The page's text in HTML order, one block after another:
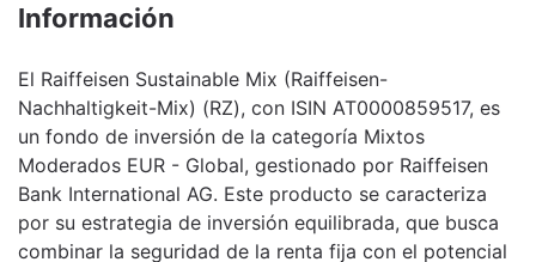
Información
El Raiffeisen Sustainable Mix (Raiffeisen-
Nachhaltigkeit-Mix) (RZ), con ISIN AT0000859517, es
un fondo de inversión de la categoría Mixtos
Moderados EUR - Global, gestionado por Raiffeisen
Bank International AG. Este producto se caracteriza
por su estrategia de inversión equilibrada, que busca
combinar la seguridad de la renta fija con el potencial